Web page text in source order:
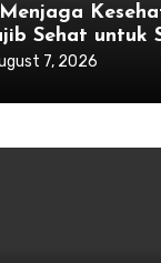
Sehat untuk
7, 2026